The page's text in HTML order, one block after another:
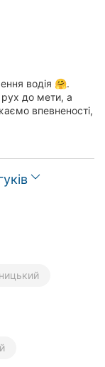
водія 🤗.
до мети, а
впевненості,